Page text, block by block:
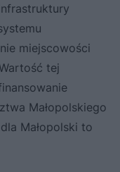
miejscowości
tej
Małopolskiego
Małopolski to